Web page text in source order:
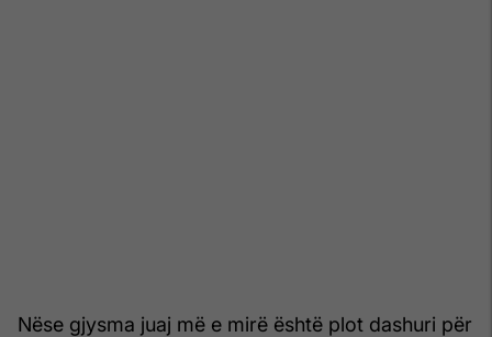
Nëse gjysma juaj më e mirë është plot dashuri për